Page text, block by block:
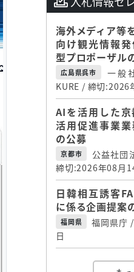
海外メディア等
向け観光情報
型プロポーザル
広島県呉市
一般
KURE / 締切:2026
AIを活用した
活用促進事業
の公募
京都市
公益社団
締切:2026年08月
日韓相互誘客
に係る企画提案
福岡県
福岡県庁
日